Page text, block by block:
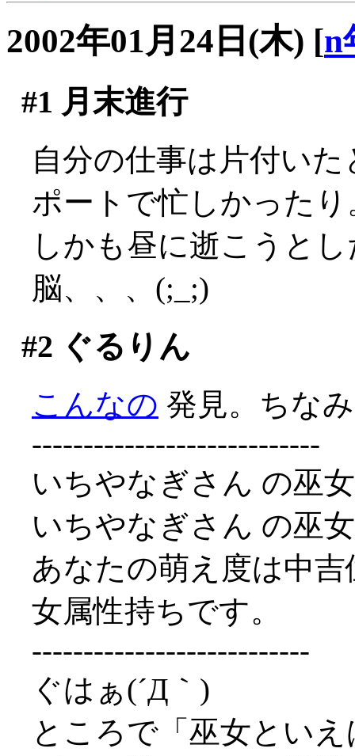
2002年01月24日(木) [n
#1 月末進行
自分の仕事は片付い
ポートで忙しかったり
しかも昼に逝こうと
脳、、、(;_;)
#2 ぐるりん
こんなの 発見。ちな
----------------------------
いちやなぎさん の巫
いちやなぎさん の巫
あなたの萌え度は中
女属性持ちです。
---------------------------
ぐはぁ(´Д｀)
ところで「巫女とい